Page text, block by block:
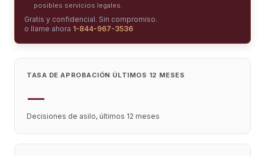
posibles servicios legales.
Gratis y confidencial. Sin compromiso.
o llame ahora 1-844-967-3536
TASA DE APROBACIÓN ÚLTIMOS 12 MESES
—
Decisiones de asilo, últimos 12 meses